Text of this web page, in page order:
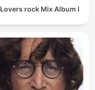
Lovers rock Mix Album I